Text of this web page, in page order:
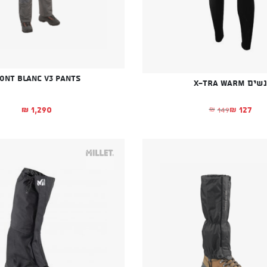
נשים X-TRA WARM
₪ 149
המחיר המקורי היה: ₪149.₪ 127 המחיר הנוכחי הוא: ₪127.
Blanc V3 Pants
₪ 1,290